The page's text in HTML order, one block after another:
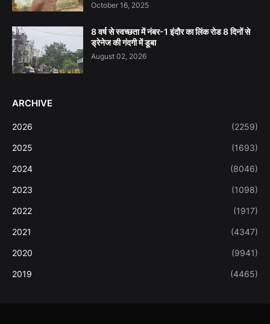
October 16, 2025
8 वर्ष से स्वच्छता में नंबर-1 इंदौर का लिंक रोड 8 दिनों से
ड्रेनेज की गंदगी में डूबा
August 02, 2026
ARCHIVE
2026 (2259)
2025 (1693)
2024 (8046)
2023 (1098)
2022 (1917)
2021 (4347)
2020 (9941)
2019 (4465)